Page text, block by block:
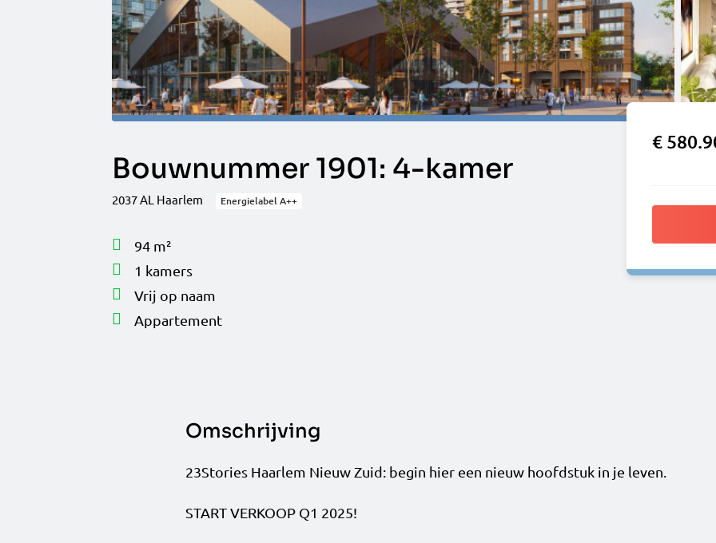
Bouwnummer 1901: 4-kamer
2037 AL Haarlem Energielabel A++
94 m²
1 kamers
Vrij op naam
Appartement
€
Omschrijving
23Stories Haarlem Nieuw Zuid: begin hier een nieuw hoofdstuk in je leven.
START VERKOOP Q1 2025!